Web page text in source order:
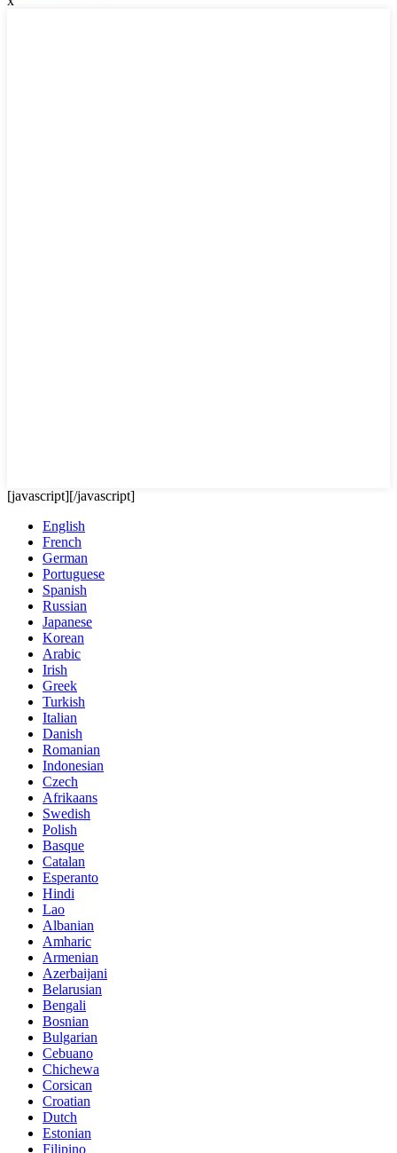
[javascript][/javascript]
English
French
German
Portuguese
Spanish
Russian
Japanese
Korean
Arabic
Irish
Greek
Turkish
Italian
Danish
Romanian
Indonesian
Czech
Afrikaans
Swedish
Polish
Basque
Catalan
Esperanto
Hindi
Lao
Albanian
Amharic
Armenian
Azerbaijani
Belarusian
Bengali
Bosnian
Bulgarian
Cebuano
Chichewa
Corsican
Croatian
Dutch
Estonian
Filipino